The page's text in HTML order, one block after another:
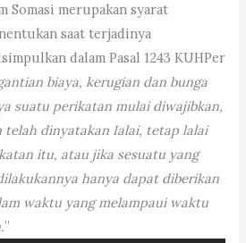
Somasi merupakan syarat
saat terjadinya
dalam Pasal 1243 KUHPer
biaya, kerugian dan bunga
suatu perikatan mulai diwajibkan,
telah dinyatakan Ialai, tetap lalai
itu, atau jika sesuatu yang
hanya dapat diberikan
waktu yang melampaui waktu
”